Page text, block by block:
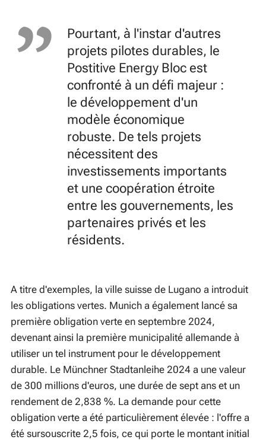
Pourtant, à l'instar d'autres
projets pilotes durables, le
Postitive Energy Bloc est
confronté à un défi majeur :
le développement d'un
modèle économique
robuste. De tels projets
nécessitent des
investissements importants
et une coopération étroite
entre les gouvernements, les
partenaires privés et les
résidents.
A titre d'exemples, la ville suisse de Lugano a introduit
les obligations vertes. Munich a également lancé sa
première obligation verte en septembre 2024,
devenant ainsi la première municipalité allemande à
utiliser un tel instrument pour le développement
durable. Le Münchner Stadtanleihe 2024 a une valeur
de 300 millions d'euros, une durée de sept ans et un
rendement de 2,838 %. La demande pour cette
obligation verte a été particulièrement élevée : l'offre a
été sursouscrite 2,5 fois, ce qui porte le montant initial